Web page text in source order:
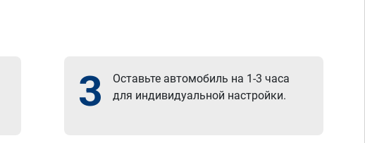
3
Оставьте автомобиль на 1-3 часа
для индивидуальной настройки.